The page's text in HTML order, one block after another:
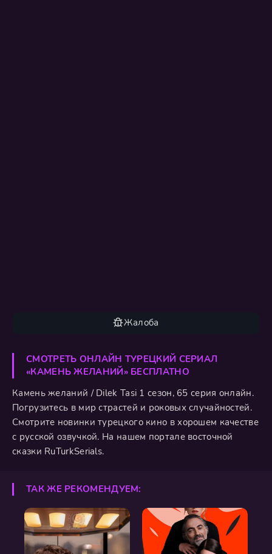
Жалоба
СМОТРЕТЬ ОНЛАЙН ТУРЕЦКИЙ СЕРИАЛ
«КАМЕНЬ ЖЕЛАНИЙ» БЕСПЛАТНО
Камень желаний / Dilek Tasi 1 сезон, 65 серия онлайн.
Погрузитесь в мир страстей и роковых случайностей.
Смотрите новинки турецкого кино в хорошем качестве
с русской озвучкой. На нашем портале восточной
сказки RuTurkSerials.
ТАК ЖЕ РЕКОМЕНДУЕМ: